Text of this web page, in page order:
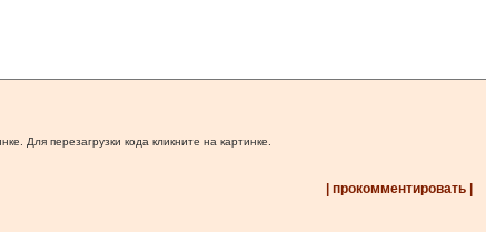
Для перезагрузки кода кликните на картинке.
| прокомментировать |